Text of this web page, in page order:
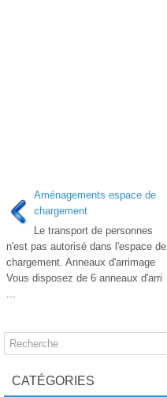
Aménagements espace de
chargement
Le transport de personnes
n'est pas autorisé dans l'espace de
chargement. Anneaux d'arrimage
Vous disposez de 6 anneaux d'arri
CATÉGORIES